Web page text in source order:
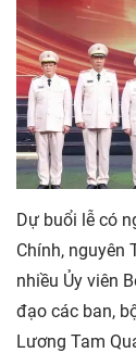
Dự buổi lễ có
Chính, nguyên
nhiều Ủy viên
đạo các ban,
Lương Tam